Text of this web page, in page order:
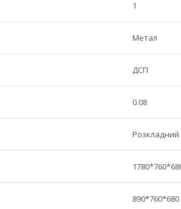
1
Метал
ДСП
0.08
Розкладний
890*760*680